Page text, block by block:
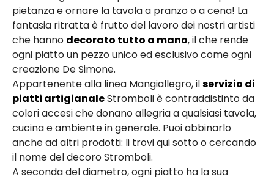
pietanza e ornare la tavola a pranzo o a cena! La
fantasia ritratta è frutto del lavoro dei nostri artisti
che hanno decorato tutto a mano, il che rende
ogni piatto un pezzo unico ed esclusivo come ogni
creazione De Simone.
Appartenente alla linea Mangiallegro, ilservizio di
piatti artigianaleStromboli è contraddistinto da
colori accesi che donano allegria a qualsiasi tavola,
cucina e ambiente in generale. Puoi abbinarlo
anche ad altri prodotti: li trovi qui sotto o cercando
il nome del decoro Stromboli.
A seconda del diametro, ogni piatto ha la sua